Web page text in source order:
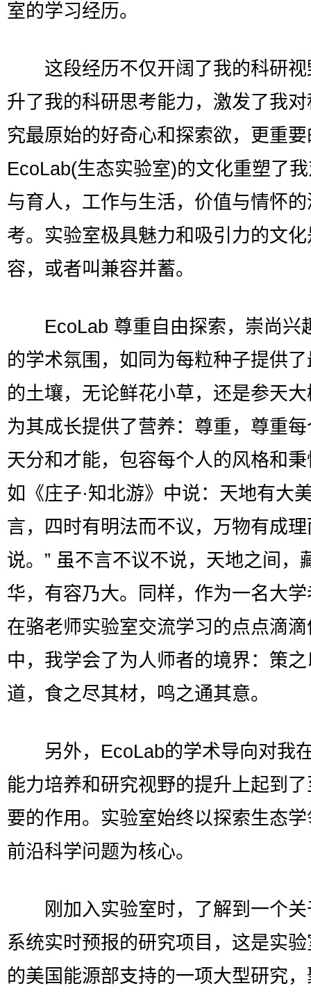
室的学习经历。
这段经历不仅开阔了我的科研视
升了我的科研思考能力，激发了我
究最原始的好奇心和探索欲，更重
EcoLab(生态实验室)的文化重塑了
与育人，工作与生活，价值与情怀
考。实验室极具魅力和吸引力的文
容，或者叫兼容并蓄。
EcoLab 尊重自由探索，崇尚兴
的学术氛围，如同为每粒种子提供
的土壤，无论鲜花小草，还是参天
为其成长提供了营养：尊重，尊重
天分和才能，包容每个人的风格和
如《庄子·知北游》中说：天地有大
言，四时有明法而不议，万物有成
说。” 虽不言不议不说，天地之间，
华，有容乃大。同样，作为一名大
在骆老师实验室交流学习的点点滴
中，我学会了为人师者的境界：策
道，食之尽其材，鸣之通其意。
另外，EcoLab的学术导向对我
能力培养和研究视野的提升上起到
要的作用。实验室始终以探索生态
前沿科学问题为核心。
刚加入实验室时，了解到一个关
系统实时预报的研究项目，这是实
的美国能源部支持的一项大型研究